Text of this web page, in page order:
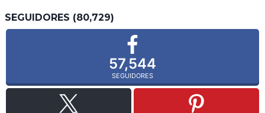
SEGUIDORES (80,729)
57,544
SEGUIDORES